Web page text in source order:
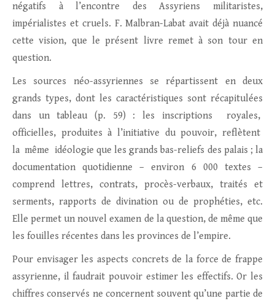
négatifs à l’encontre des Assyriens militaristes,
impérialistes et cruels. F. Malbran-Labat avait déjà nuancé
cette vision, que le présent livre remet à son tour en
question.
Les sources néo-assyriennes se répartissent en deux
grands types, dont les caractéristiques sont récapitulées
dans un tableau (p. 59) : les inscriptions royales,
officielles, produites à l’initiative du pouvoir, reflètent
la même idéologie que les grands bas-reliefs des palais ; la
documentation quotidienne – environ 6 000 textes –
comprend lettres, contrats, procès-verbaux, traités et
serments, rapports de divination ou de prophéties, etc.
Elle permet un nouvel examen de la question, de même que
les fouilles récentes dans les provinces de l’empire.
Pour envisager les aspects concrets de la force de frappe
assyrienne, il faudrait pouvoir estimer les effectifs. Or les
chiffres conservés ne concernent souvent qu’une partie de